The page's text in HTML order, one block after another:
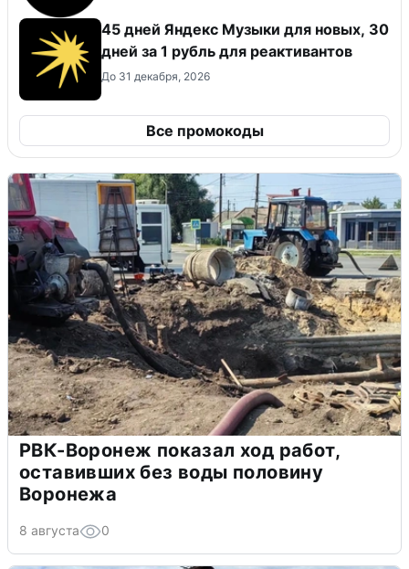
45 дней Яндекс Музыки для новых, 30
дней за 1 рубль для реактивантов
До 31 декабря, 2026
Все промокоды
РВК-Воронеж показал ход работ,
оставивших без воды половину
Воронежа
8 августа 0